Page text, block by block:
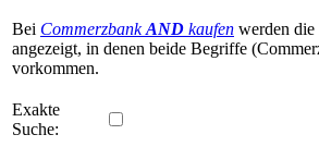
Bei CommerzbankAND kaufen werden die
angezeigt, in denen beide Begriffe
vorkommen.
Exakte
Suche: